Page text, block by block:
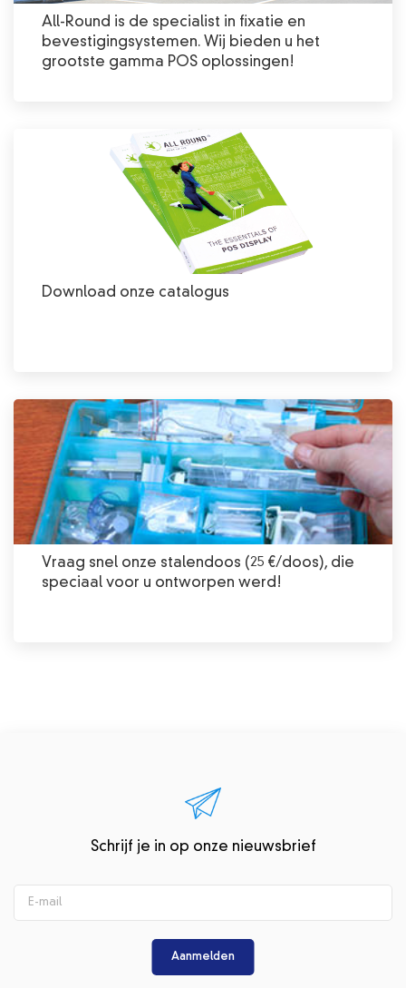
All-Round is de specialist in fixatie en
bevestigingsystemen. Wij bieden u het
grootste gamma POS oplossingen!
Download onze catalogus
Vraag snel onze stalendoos (25 €/doos), die
speciaal voor u ontworpen werd!
Schrijf je in op onze nieuwsbrief
Aanmelden